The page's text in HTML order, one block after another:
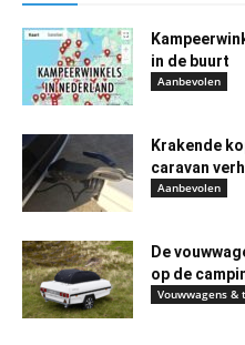
in de buurt
Aanbevolen
Krakende
caravan
Aanbevolen
De
op de
Vouwwagens